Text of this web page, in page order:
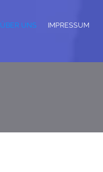
ÜBER UNS IMPRESSUM